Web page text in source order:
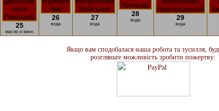
25
масло и вино
26
вода
27
вода
28
вода 29
вода
Якщо вам сподобалася наша робота та зусилля,
розгляньте можливість зробити пожертву: